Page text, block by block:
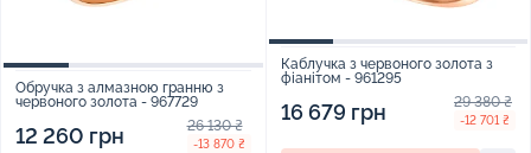
Обручка з алмазною гранню з
червоного золота - 967729
12 260 грн 26 130 ₴
-13 870 ₴
Каблучка з червоного золота з
фіанітом - 961295
16 679 грн 29 380 ₴
-12 701 ₴